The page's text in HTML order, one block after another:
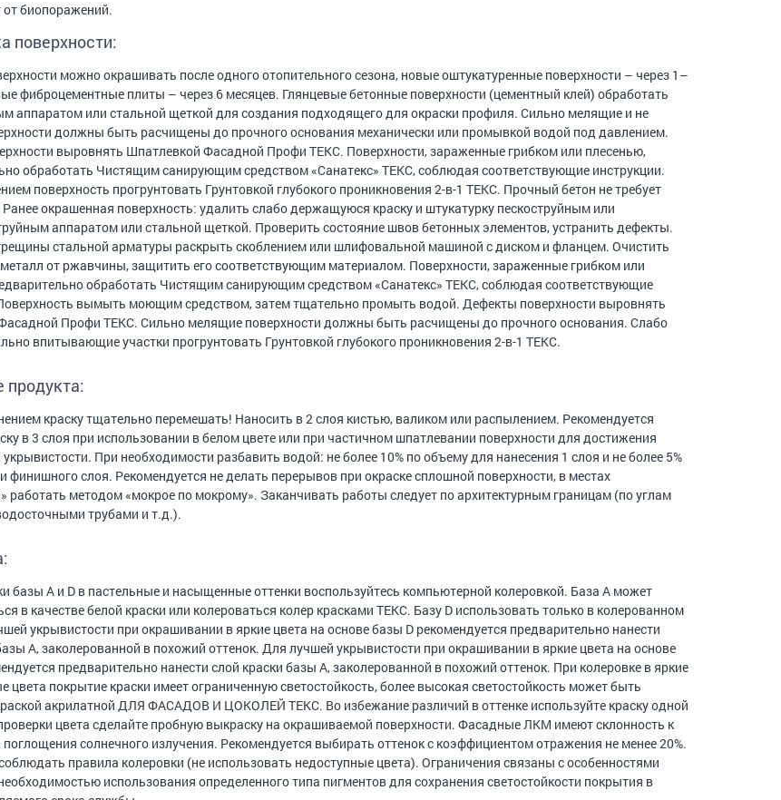
биопоражений.
поверхности:
можно окрашивать после одного отопительного сезона, новые оштукатуренные поверхности – через 1–
фиброцементные плиты – через 6 месяцев. Глянцевые бетонные поверхности (цементный клей) обработать
аппаратом или стальной щеткой для создания подходящего для окраски профиля. Сильно мелящие и не
должны быть расчищены до прочного основания механически или промывкой водой под давлением.
выровнять Шпатлевкой Фасадной Профи ТЕКС. Поверхности, зараженные грибком или плесенью,
обработать Чистящим санирующим средством «Санатекс» ТЕКС, соблюдая соответствующие инструкции.
поверхность прогрунтовать Грунтовкой глубокого проникновения 2-в-1 ТЕКС. Прочный бетон не требует
Ранее окрашенная поверхность: удалить слабо держащуюся краску и штукатурку пескоструйным или
аппаратом или стальной щеткой. Проверить состояние швов бетонных элементов, устранить дефекты.
стальной арматуры раскрыть скоблением или шлифовальной машиной с диском и фланцем. Очистить
от ржавчины, защитить его соответствующим материалом. Поверхности, зараженные грибком или
обработать Чистящим санирующим средством «Санатекс» ТЕКС, соблюдая соответствующие
вымыть моющим средством, затем тщательно промыть водой. Дефекты поверхности выровнять
Профи ТЕКС. Сильно мелящие поверхности должны быть расчищены до прочного основания. Слабо
впитывающие участки прогрунтовать Грунтовкой глубокого проникновения 2-в-1 ТЕКС.
продукта:
краску тщательно перемешать! Наносить в 2 слоя кистью, валиком или распылением. Рекомендуется
в 3 слоя при использовании в белом цвете или при частичном шпатлевании поверхности для достижения
При необходимости разбавить водой: не более 10% по объему для нанесения 1 слоя и не более 5%
финишного слоя. Рекомендуется не делать перерывов при окраске сплошной поверхности, в местах
работать методом «мокрое по мокрому». Заканчивать работы следует по архитектурным границам (по углам
трубами и т.д.).
базы А и D в пастельные и насыщенные оттенки воспользуйтесь компьютерной колеровкой. База А может
в качестве белой краски или колероваться колер красками ТЕКС. Базу D использовать только в колерованном
укрывистости при окрашивании в яркие цвета на основе базы D рекомендуется предварительно нанести
А, заколерованной в похожий оттенок. Для лучшей укрывистости при окрашивании в яркие цвета на основе
предварительно нанести слой краски базы А, заколерованной в похожий оттенок. При колеровке в яркие
цвета покрытие краски имеет ограниченную светостойкость, более высокая светостойкость может быть
акрилатной ДЛЯ ФАСАДОВ И ЦОКОЛЕЙ ТЕКС. Во избежание различий в оттенке используйте краску одной
цвета сделайте пробную выкраску на окрашиваемой поверхности. Фасадные ЛКМ имеют склонность к
поглощения солнечного излучения. Рекомендуется выбирать оттенок с коэффициентом отражения не менее 20%.
правила колеровки (не использовать недоступные цвета). Ограничения связаны с особенностями
использования определенного типа пигментов для сохранения светостойкости покрытия в